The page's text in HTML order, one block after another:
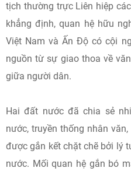
tịch thường trực Liên hiệp
khẳng định, quan hệ hữu
Việt Nam và Ấn Độ có cội
nguồn từ sự giao thoa về
giữa người dân.
Hai đất nước đã chia sẻ
nước, truyền thống nhân
được gắn kết chặt chẽ bởi lý
nước. Mối quan hệ gắn bó